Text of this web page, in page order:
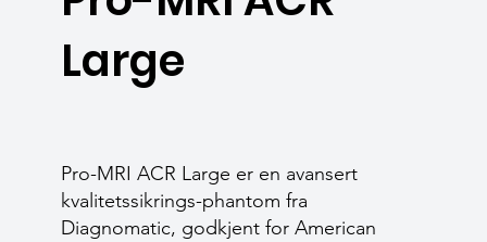
Large
Pro-MRI ACR Large er en avansert
kvalitetssikrings-phantom fra
Diagnomatic, godkjent for American